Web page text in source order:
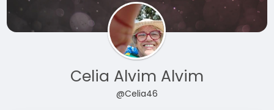
Celia Alvim Alvim
@Celia46